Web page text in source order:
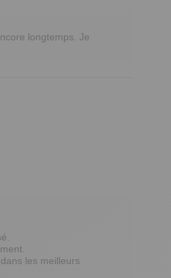
longtemps. Je
les meilleurs